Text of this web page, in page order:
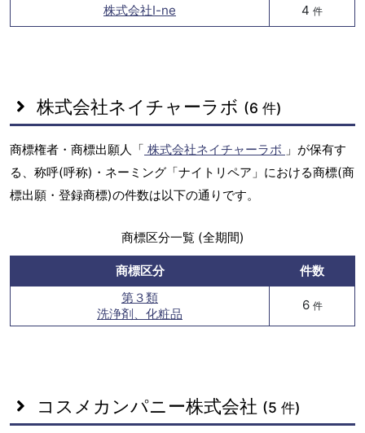
株式会社I-ne 4 件
株式会社ネイチャーラボ (6 件)
商標権者・商標出願人「 株式会社ネイチャーラボ 」が保有す
る、称呼(呼称)・ネーミング「ナイトリペア」における商標(商
標出願・登録商標)の件数は以下の通りです。
商標区分一覧 (全期間)
商標区分
件数
第３類
洗浄剤、化粧品
6 件
コスメカンパニー株式会社 (5 件)